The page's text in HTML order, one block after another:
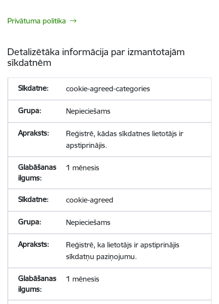
Privātuma politika
Detalizētāka informācija par izmantotajām
sīkdatnēm
cookie-agreed-categories
Nepieciešams
Reģistrē, kādas sīkdatnes lietotājs ir
apstiprinājis.
1 mēnesis
cookie-agreed
Nepieciešams
Reģistrē, ka lietotājs ir apstiprinājis
sīkdatņu paziņojumu.
1 mēnesis